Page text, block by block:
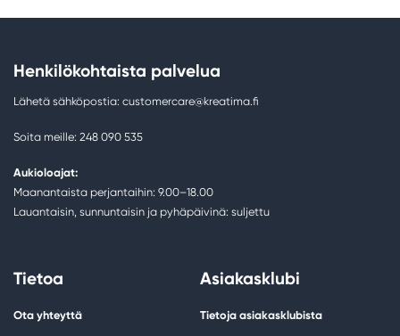
Henkilökohtaista palvelua
Lähetä sähköpostia: customercare@kreatima.fi
Soita meille: 248 090 535
Aukioloajat:
Maanantaista perjantaihin: 9.00–18.00
Lauantaisin, sunnuntaisin ja pyhäpäivinä: suljettu
Tietoa
Ota yhteyttä
Asiakasklubi
Tietoja asiakasklubista